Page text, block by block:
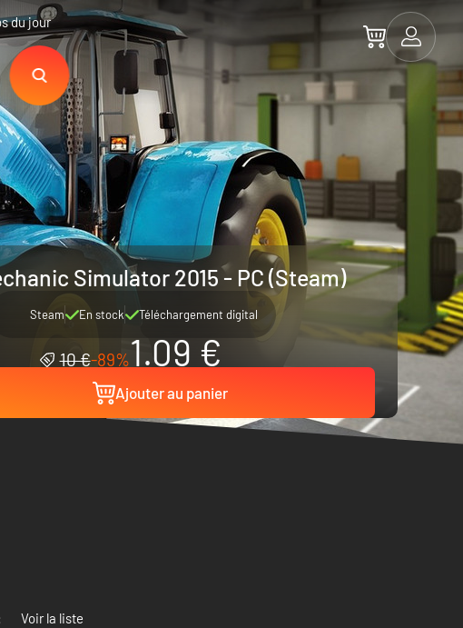
du jour
Simulator 2015 - PC (Steam)
Steam En stock Téléchargement digital
10 €-89%1.09 €
Ajouter au panier
Voir la liste